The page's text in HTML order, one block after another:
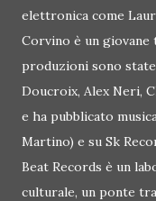
elettronica come
Corvino è un giovane
produzioni sono
Doucroix, Alex Neri,
e ha pubblicato
Martino) e su Sk
Beat Records è un
culturale, un ponte